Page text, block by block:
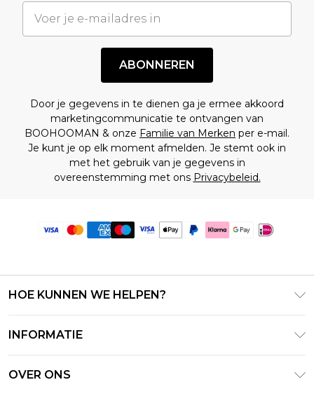
ABONNEREN
Door je gegevens in te dienen ga je ermee akkoord
marketingcommunicatie te ontvangen van
BOOHOOMAN & onze Familie van Merken per e-mail.
Je kunt je op elk moment afmelden. Je stemt ook in
met het gebruik van je gegevens in
overeenstemming met ons Privacybeleid.
HOE KUNNEN WE HELPEN?
Retourneer uw bestelling
INFORMATIE
OVER ONS